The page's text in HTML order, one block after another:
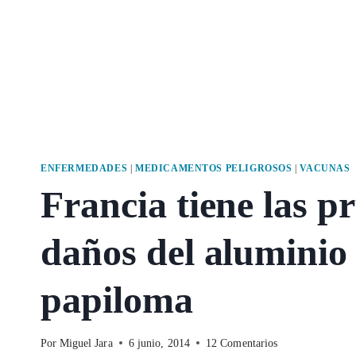
ENFERMEDADES MEDICAMENTOS PELIGROSOS |VACUNAS
Francia tiene las
daños del
papiloma
Por Miguel Jara 6 junio, 2014 12 Comentarios